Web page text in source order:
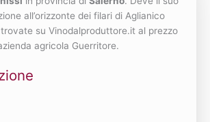
all’orizzonte dei filari di Aglianico
trovate su Vinodalproduttore.it al prezzo
agricola Guerritore.